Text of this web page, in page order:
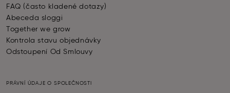
FAQ (často kladené dotazy)
Abeceda sloggi
Together we grow
Kontrola stavu objednávky
Odstoupení Od Smlouvy
PRÁVNÍ ÚDAJE O SPOLEČNOSTI